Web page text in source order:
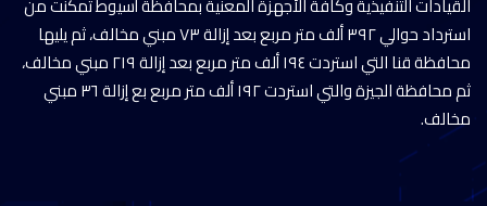
استرداد حوالي ٣٩٢ ألف متر مربع بعد إزالة ٧٣ مبني مخالف، ثم يليها
محافظة قنا التي استردت ١٩٤ ألف متر مربع بعد إزالة ٢١٩ مبني مخالف،
ثم محافظة الجيزة والتي استردت ١٩٢ ألف متر مربع بع إزالة ٣٦ مبني
مخالف.